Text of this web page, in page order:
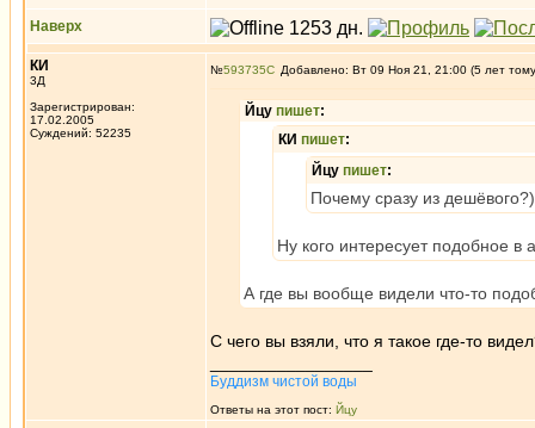
Наверх
КИ
3Д
Зарегистрирован:
17.02.2005
Суждений: 52235
№593735 Добавлено: Вт 09 Ноя 21, 21:00 (5 лет
Йцу пишет:
КИ пишет:
Йцу пишет:
Почему сразу из
Ну кого интересует подобное в
А где вы вообще видели что-то
С чего вы взяли, что я такое где-то
Буддизм чистой воды
Ответы на этот пост: Йцу